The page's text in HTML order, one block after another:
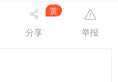
分享
赏
举报